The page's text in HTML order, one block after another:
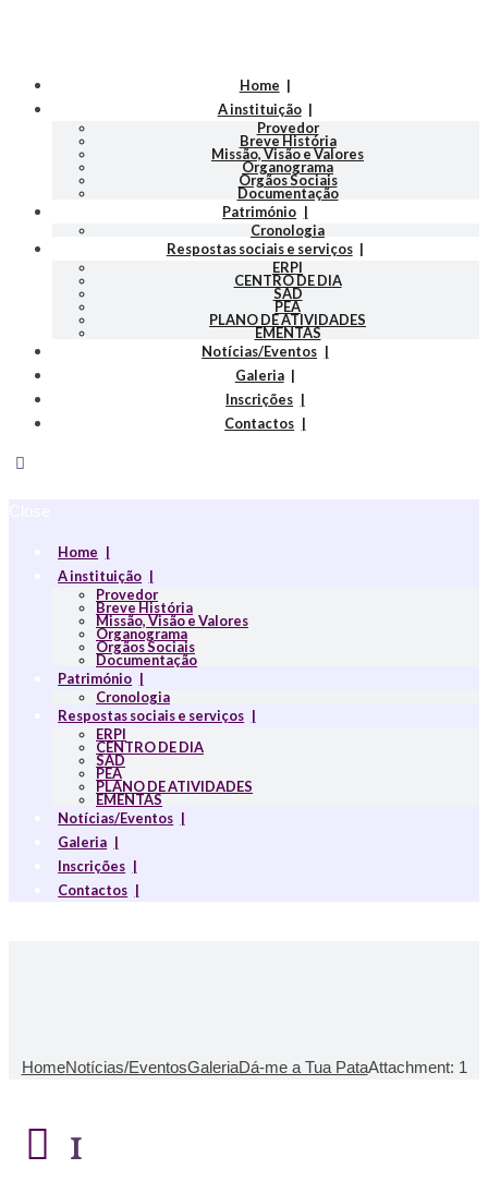
Home
A instituição
Provedor
Breve História
Missão, Visão e Valores
Organograma
Orgãos Sociais
Documentação
Património
Cronologia
Respostas sociais e serviços
ERPI
CENTRO DE DIA
SAD
PEA
PLANO DE ATIVIDADES
EMENTAS
Notícias/Eventos
Galeria
Inscrições
Contactos
Home
A instituição
Provedor
Breve História
Missão, Visão e Valores
Organograma
Orgãos Sociais
Documentação
Património
Cronologia
Respostas sociais e serviços
ERPI
CENTRO DE DIA
SAD
PEA
PLANO DE ATIVIDADES
EMENTAS
Notícias/Eventos
Galeria
Inscrições
Contactos
HomeNotícias/EventosGaleriaDá-me a Tua PataAttachment: 1
1